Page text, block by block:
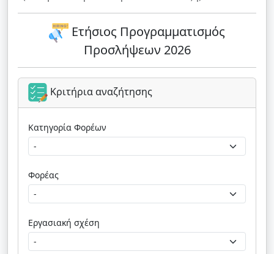
Ετήσιος Προγραμματισμός
Προσλήψεων 2026
Κριτήρια αναζήτησης
Κατηγορία Φορέων
Φορέας
Εργασιακή σχέση